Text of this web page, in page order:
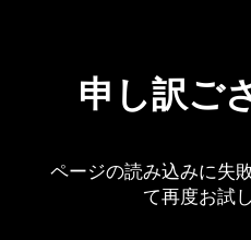
申し訳ご
ページの読み込みに失
て再度お試